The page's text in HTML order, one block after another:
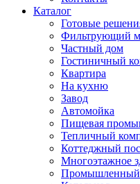
Каталог
Готовые
Фильтрующий
Частный дом
Гостиничный
Квартира
На кухню
Завод
Автомойка
Пищевая
Тепличный
Коттеджный
Многоэтажное
Промышленный